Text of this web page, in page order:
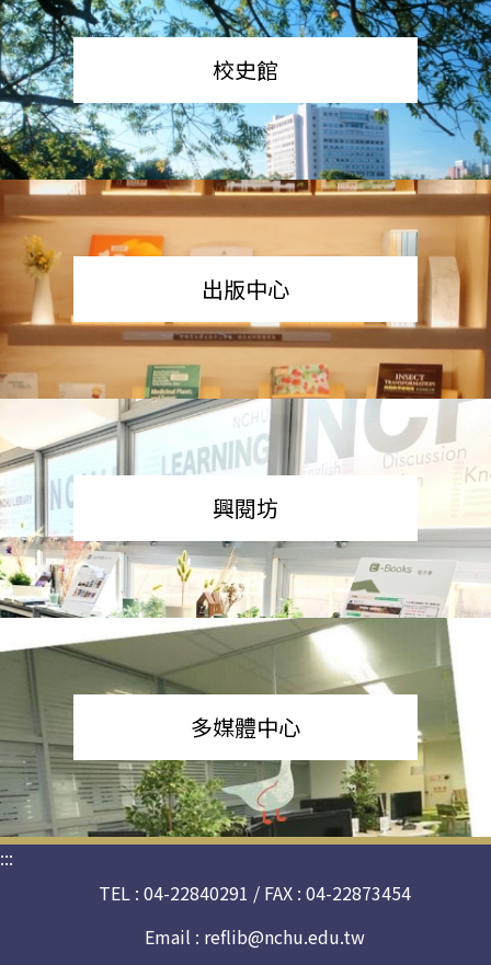
校史館
出版中心
興閱坊
多媒體中心
:::
TEL : 04-22840291 / FAX : 04-22873454
Email : reflib@nchu.edu.tw